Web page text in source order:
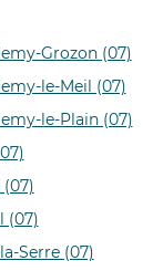
Grozon (07)
le-Meil (07)
le-Plain (07)
(07)
Serre (07)